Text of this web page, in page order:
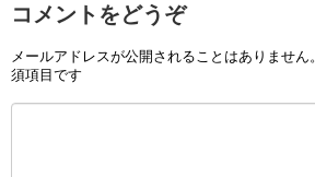
コメントをどうぞ
メールアドレスが公開されることはありません。
須項目です